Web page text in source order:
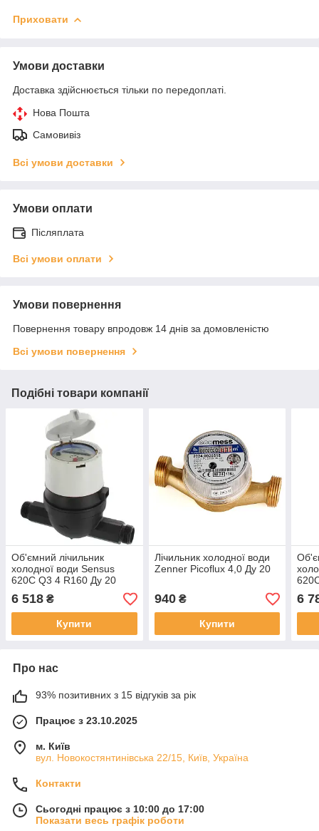
Приховати
Умови доставки
Доставка здійснюється тільки по передоплаті.
Нова Пошта
Самовивіз
Всі умови доставки
Умови оплати
Післяплата
Всі умови оплати
Умови повернення
Повернення товару впродовж 14 днів за домовленістю
Всі умови повернення
Подібні товари компанії
Об'ємний лічильник
холодної води Sensus
620C Q3 4 R160 Ду 20
6 518 ₴
Купити
Лічильник холодної води
Zenner Picoflux 4,0 Ду 20
940₴
Купити
6
Про нас
93% позитивних з 15 відгуків за рік
Працює з 23.10.2025
м. Київ
вул. Новокостянтинівська 22/15, Київ, Україна
Контакти
Сьогодні працює з 10:00 до 17:00
Показати весь графік роботи